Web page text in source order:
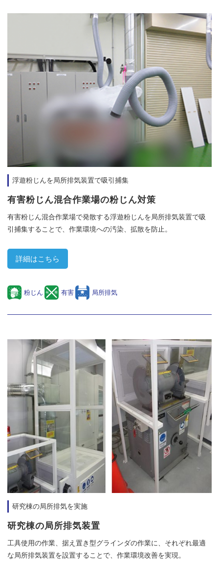
浮遊粉じんを局所排気装置で吸引捕集
有害粉じん混合作業場の粉じん対策
有害粉じん混合作業場で発散する浮遊粉じんを局所排気装置で吸
引捕集することで、作業環境への汚染、拡散を防止。
詳細はこちら
粉じん 有害 局所排気
研究棟の局所排気を実施
研究棟の局所排気装置
工具使用の作業、据え置き型グラインダの作業に、それぞれ最適
な局所排気装置を設置することで、作業環境改善を実現。